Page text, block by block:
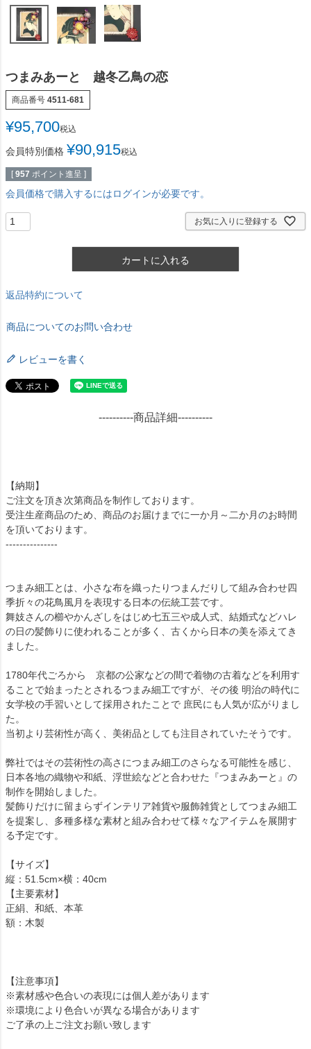
つまみあーと 越冬乙鳥の恋
商品番号 4511-681
¥95,700税込
会員特別価格 ¥90,915税込
[ 957 ポイント進呈 ]
会員価格で購入するにはログインが必要です。
お気に入りに登録する
カートに入れる
返品特約について
商品についてのお問い合わせ
レビューを書く
----------商品詳細----------
【納期】
ご注文を頂き次第商品を制作しております。
受注生産商品のため、商品のお届けまでに一か月～二か月のお時間
を頂いております。
---------------
つまみ細工とは、小さな布を織ったりつまんだりして組み合わせ四
季折々の花鳥風月を表現する日本の伝統工芸です。
舞妓さんの櫛やかんざしをはじめ七五三や成人式、結婚式などハレ
の日の髪飾りに使われることが多く、古くから日本の美を添えてき
ました。
1780年代ごろから 京都の公家などの間で着物の古着などを利用す
ることで始まったとされるつまみ細工ですが、その後 明治の時代に
女学校の手習いとして採用されたことで 庶民にも人気が広がりまし
た。
当初より芸術性が高く、美術品としても注目されていたそうです。
弊社ではその芸術性の高さにつまみ細工のさらなる可能性を感じ、
日本各地の織物や和紙、浮世絵などと合わせた『つまみあーと』の
制作を開始しました。
髪飾りだけに留まらずインテリア雑貨や服飾雑貨としてつまみ細工
を提案し、多種多様な素材と組み合わせて様々なアイテムを展開す
る予定です。
【サイズ】
縦：51.5cm×横：40cm
【主要素材】
正絹、和紙、本革
額：木製
【注意事項】
※素材感や色合いの表現には個人差があります
※環境により色合いが異なる場合があります
ご了承の上ご注文お願い致します